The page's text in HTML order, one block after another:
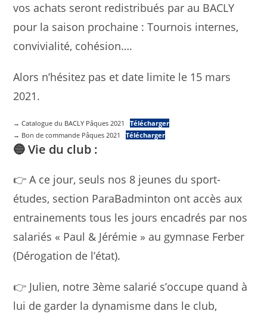
vos achats seront redistribués par au BACLY
pour la saison prochaine : Tournois internes,
convivialité, cohésion….
Alors n’hésitez pas et date limite le 15 mars
2021.
→ Catalogue du BACLY Pâques 2021
Télécharger
→ Bon de commande Pâques 2021
Télécharger
🔵 Vie du club :
👉 A ce jour, seuls nos 8 jeunes du sport-
études, section ParaBadminton ont accès aux
entrainements tous les jours encadrés par nos
salariés « Paul & Jérémie » au gymnase Ferber
(Dérogation de l’état).
👉 Julien, notre 3ème salarié s’occupe quand à
lui de garder la dynamisme dans le club,